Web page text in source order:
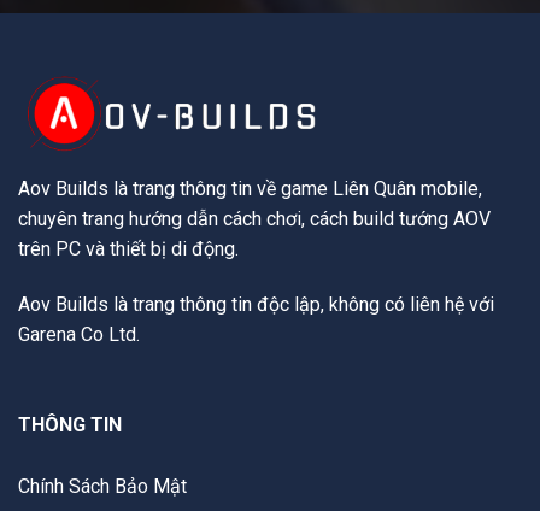
Aov Builds là trang thông tin về game Liên Quân mobile,
chuyên trang hướng dẫn cách chơi, cách build tướng AOV
trên PC và thiết bị di động.
Aov Builds là trang thông tin độc lập, không có liên hệ với
Garena Co Ltd.
THÔNG TIN
Chính Sách Bảo Mật